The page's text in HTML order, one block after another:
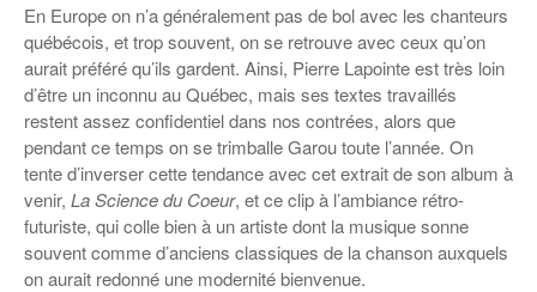
En Europe on n’a généralement pas de bol avec les chanteurs
québécois, et trop souvent, on se retrouve avec ceux qu’on
aurait préféré qu’ils gardent. Ainsi, Pierre Lapointe est très loin
d’être un inconnu au Québec, mais ses textes travaillés
restent assez confidentiel dans nos contrées, alors que
pendant ce temps on se trimballe Garou toute l’année. On
tente d’inverser cette tendance avec cet extrait de son album à
venir, La Science du Coeur, et ce clip à l’ambiance rétro-
futuriste, qui colle bien à un artiste dont la musique sonne
souvent comme d’anciens classiques de la chanson auxquels
on aurait redonné une modernité bienvenue.